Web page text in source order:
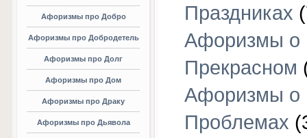
Афоризмы про Добро
Афоризмы про Добродетель
Афоризмы про Долг
Афоризмы про Дом
Афоризмы про Драку
Афоризмы про Дьявола
Праздниках
Афоризмы о
Прекрасном
Афоризмы о
Проблемах